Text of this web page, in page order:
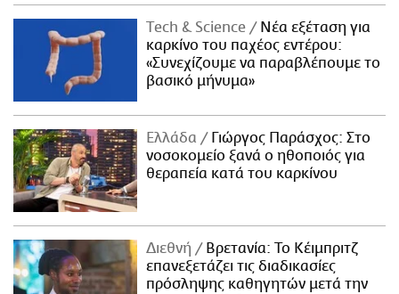
Τech & Science
Νέα εξέταση για
καρκίνο του παχέος εντέρου:
«Συνεχίζουμε να παραβλέπουμε το
βασικό μήνυμα»
Ελλάδα
Γιώργος Παράσχος: Στο
νοσοκομείο ξανά ο ηθοποιός για
θεραπεία κατά του καρκίνου
Διεθνή
Βρετανία: Το Κέιμπριτζ
επανεξετάζει τις διαδικασίες
πρόσληψης καθηγητών μετά την